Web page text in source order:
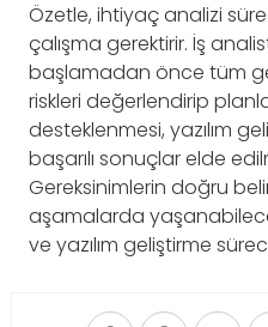
Özetle, ihtiyaç analizi
çalışma gerektirir. İş
başlamadan önce tüm
riskleri değerlendirip
desteklenmesi, yazılım
başarılı sonuçlar elde
Gereksinimlerin doğru
aşamalarda
ve yazılım geliştirme